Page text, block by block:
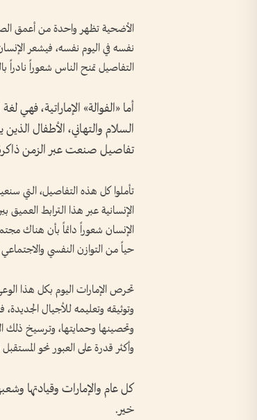
الأضحية تظهر واحدة من أعمق الصور
نفسه في اليوم نفسه، فيشعر
التفاصيل تمنح الناس شعوراً نادراً
أما «الفوالة» الإماراتية،
السلام والتهاني، الأطفال
تفاصيل صنعت عبر الزمن
تأملوا كل هذه التفاصيل، التي
الإنسانية عبر هذا الترابط العميق
الإنسان شعوراً دائماً بأن هناك
حياً من التوازن النفسي
تحرص الإمارات اليوم بكل هذا
وتوثيقه وتعليمه للأجيال الجديدة،
وتحصينها وحمايتها، وترسيخ ذلك
وأكثر قدرة على العبور نحو
كل عام والإمارات وقيادتها
خير.